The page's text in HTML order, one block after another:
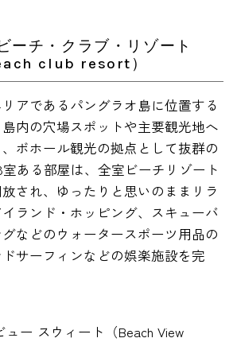
ーチ・クラブ・リゾート
club resort）
アであるパングラオ島に位置する
内の穴場スポットや主要観光地へ
ボホール観光の拠点として抜群の
ある部屋は、全室ビーチリゾート
され、ゆったりと思いのままリラ
ランド・ホッピング、スキューバ
などのウォータースポーツ用品の
サーフィンなどの娯楽施設を完
ュー スウィート（Beach View